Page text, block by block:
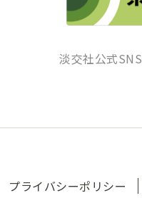
淡交社公式SNS
プライバシーポリシー